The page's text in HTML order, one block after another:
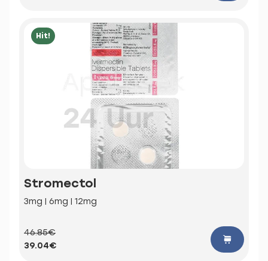
Hit!
Stromectol
3mg | 6mg | 12mg
46.85€
39.04€